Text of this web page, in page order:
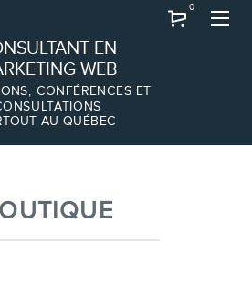
EN
WEB
CONFÉRENCES ET
AU QUÉBEC
0
Équipe